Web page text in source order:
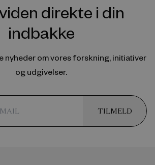
direkte i din
indbakke
nyheder om vores forskning, initiativer
og udgivelser.
TILMELD